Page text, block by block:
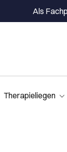
Als
Therapieliegen